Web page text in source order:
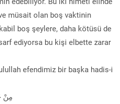
müsait olan boş vaktinin
boş şeylere, daha kötüsü de
ediyorsa bu kişi elbette zarar
efendimiz bir başka hadis-i
مِنْ